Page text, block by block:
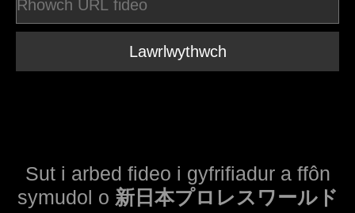
Lawrlwythwch
Sut i arbed fideo i gyfrifiadur a ffôn
symudol o 新日本プロレスワールド